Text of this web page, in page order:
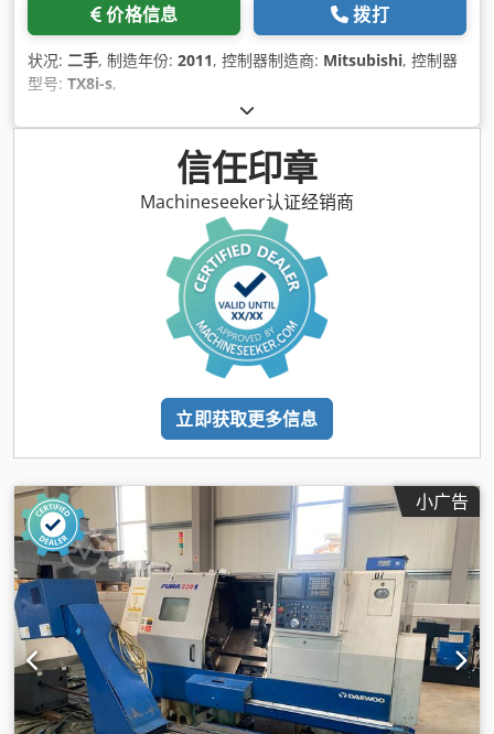
价格信息 拨打
状况: 二手, 制造年份: 2011, 控制器制造商: Mitsubishi, 控制器
型号: TX8i-s,
信任印章
Machineseeker认证经销商
立即获取更多信息
小广告